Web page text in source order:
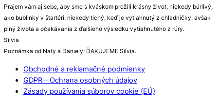
Prajem vám aj sebe, aby sme s kváskom prežili krásny život, niekedy búrlivý,
ako bublinky v štartéri, niekedy tichý, keď je vytiahnutý z chladničky, avšak
plný života a očakávania z ďalšieho výsledku vytiahnutého z rúry.
Silvia
Poznámka od Naty a Daniely: ĎAKUJEME Silvia.
Obchodné a reklamačné podmienky
GDPR – Ochrana osobných údajov
Zásady používania súborov cookie (EÚ)